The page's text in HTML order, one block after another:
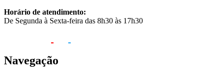
Horário de atendimento:
De Segunda à Sexta-feira das 8h30 às 17h30
Navegação